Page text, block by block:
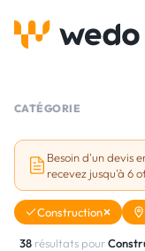
Réalisations
Aides et
CATÉGORIE
Besoin d'un devis
recevez jusqu'à 6
Construction
38 résultats pour